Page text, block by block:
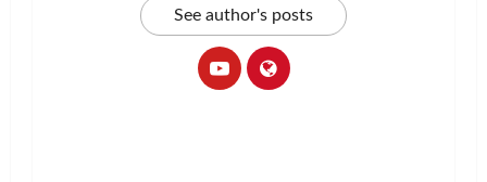
See author's posts